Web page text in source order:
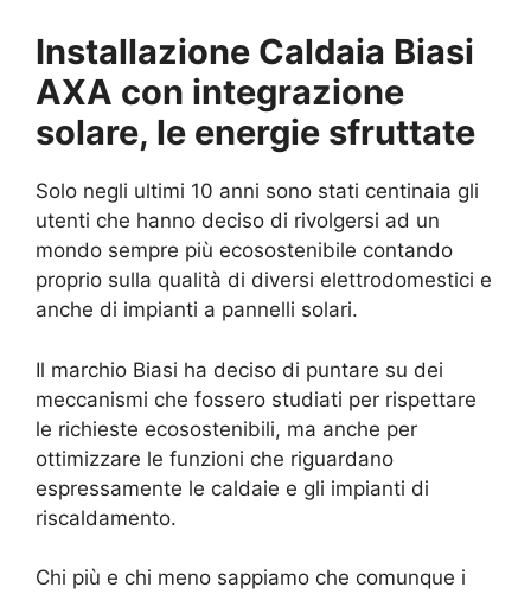
Installazione Caldaia Biasi
AXA con integrazione
solare, le energie sfruttate
Solo negli ultimi 10 anni sono stati centinaia gli
utenti che hanno deciso di rivolgersi ad un
mondo sempre più ecosostenibile contando
proprio sulla qualità di diversi elettrodomestici e
anche di impianti a pannelli solari.
Il marchio Biasi ha deciso di puntare su dei
meccanismi che fossero studiati per rispettare
le richieste ecosostenibili, ma anche per
ottimizzare le funzioni che riguardano
espressamente le caldaie e gli impianti di
riscaldamento.
Chi più e chi meno sappiamo che comunque i